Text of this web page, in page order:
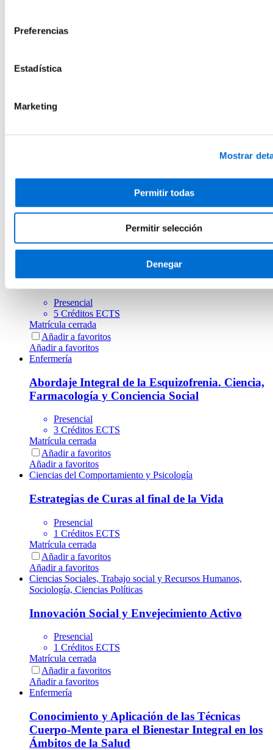
Preferencias
Estadística
Marketing
Mostrar
Permitir todas
Permitir selección
Denegar
Matrícula cerrada
Ciencias del Comportamiento y Psicología
Dependencia
1 Créditos ECTS
Añadir a favoritos
Cocina de Colectividades
Presencial
5 Créditos ECTS
Matrícula cerrada
Añadir a favoritos
Añadir a favoritos
Enfermería
Abordaje Integral de la Esquizofrenia. Ciencia,
Farmacología y Conciencia Social
Presencial
3 Créditos ECTS
Matrícula cerrada
Añadir a favoritos
Añadir a favoritos
Ciencias del Comportamiento y Psicología
Estrategias de Curas al final de la Vida
Presencial
1 Créditos ECTS
Matrícula cerrada
Añadir a favoritos
Añadir a favoritos
Ciencias Sociales, Trabajo social y Recursos Humanos,
Sociología, Ciencias Políticas
Innovación Social y Envejecimiento Activo
Presencial
1 Créditos ECTS
Matrícula cerrada
Añadir a favoritos
Añadir a favoritos
Enfermería
Conocimiento y Aplicación de las Técnicas
Cuerpo-Mente para el Bienestar Integral en los
Ámbitos de la Salud